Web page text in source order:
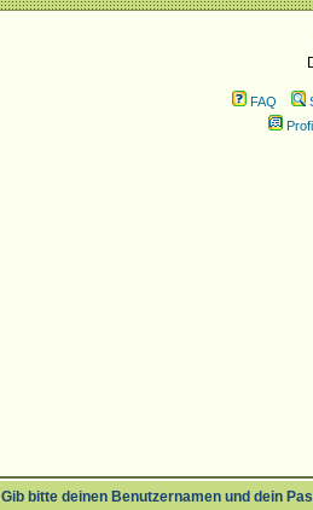
FAQ
Gib bitte deinen Benutzernamen und dein